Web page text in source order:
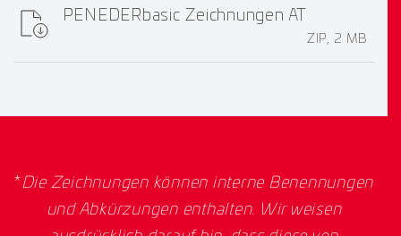
PENEDERbasic Zeichnungen AT
ZIP, 2 MB
*Die Zeichnungen können interne Benennungen
und Abkürzungen enthalten. Wir weisen